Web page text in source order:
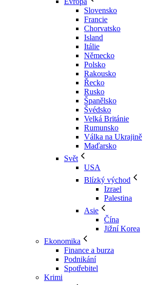
Slovensko
Francie
Chorvatsko
Island
Itálie
Německo
Polsko
Rakousko
Řecko
Rusko
Španělsko
Švédsko
Velká Británie
Rumunsko
Válka na Ukrajině
Maďarsko
Svět
USA
Blízký východ
Izrael
Palestina
Asie
Čína
Jižní Korea
Ekonomika
Finance a burza
Podnikání
Spotřebitel
Krimi